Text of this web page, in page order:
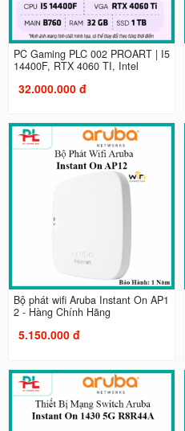
PC Gaming PLC 002 PROART | I5
14400F, RTX 4060 TI, Intel
32.000.000 đ
Bộ phát wifi Aruba Instant On AP1
2 - Hàng Chính Hãng
5.150.000 đ